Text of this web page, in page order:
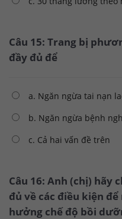
Câu 15: Trang bị
đầy đủ để
a. Ngăn ngừa tai nạn
b. Ngăn ngừa bệnh
c. Cả hai vấn đề trên
Câu 16: Anh (chị) hãy
đủ về các điều kiện
hưởng chế độ bồi